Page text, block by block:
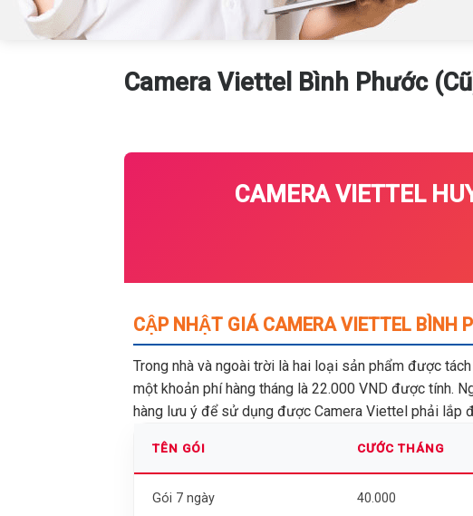
Camera Viettel Bình Phước
CAMERA VIETTEL
CẬP NHẬT GIÁ CAMERA VIETTEL BÌNH
Trong nhà và ngoài trời là hai loại sản phẩm được
một khoản phí hàng tháng là 22.000 VND được tính.
hàng lưu ý để sử dụng được Camera Viettel phải lắp
TÊN GÓI CƯỚC THÁNG
Gói 7 ngày 40.000